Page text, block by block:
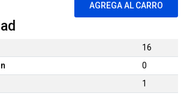
AGREGA AL CARRO
16
0
1